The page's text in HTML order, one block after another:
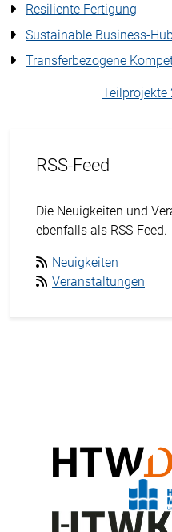
Resiliente Fertigung
Sustainable Business-Hub
Transferbezogene
Teilprojekte
RSS-Feed
Die Neuigkeiten und
ebenfalls als RSS-Feed.
Neuigkeiten
Veranstaltungen